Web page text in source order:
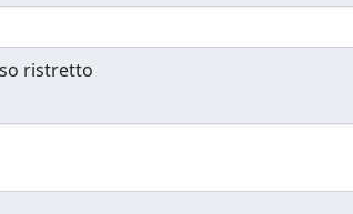
ristretto